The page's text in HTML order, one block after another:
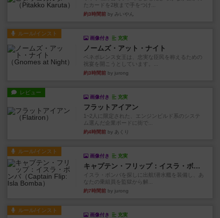
たカードを2枚まで手をつけ...
約3時間前 by みいやん
ルール/インスト
画像付き 充実
ノームズ・アット・ナイト
ベネボレンス女王は、忠実な臣民を称えるための
祝宴を開こうとしています。...
約3時間前 by jurong
レビュー
画像付き 充実
フラットアイアン
1~2人に限定された、エンジンビルド系のシステ
ム選んだ企業ボードに街で...
約4時間前 by あくり
ルール/インスト
画像付き 充実
キャプテン・フリップ：イスラ・ボンバ
イスラ・ボンバを探しに出航!潜水艦を装備し、あ
なたの乗組員を監獄から解...
約7時間前 by jurong
ルール/インスト
画像付き 充実